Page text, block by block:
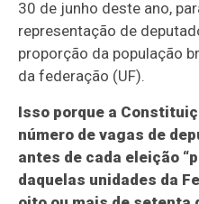
30 de junho deste ano,
representação de
proporção da população
da federação (UF).
Isso porque a
número de vagas de
antes de cada eleição
daquelas unidades da